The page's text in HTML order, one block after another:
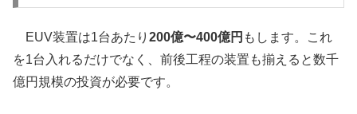
EUV装置は1台あたり 200億〜400億円 もします。これ
を1台入れるだけでなく、前後工程の装置も揃えると数千
億円規模の投資が必要です。